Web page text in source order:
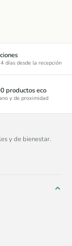
días desde la recepción
productos eco
y de proximidad
y de bienestar.